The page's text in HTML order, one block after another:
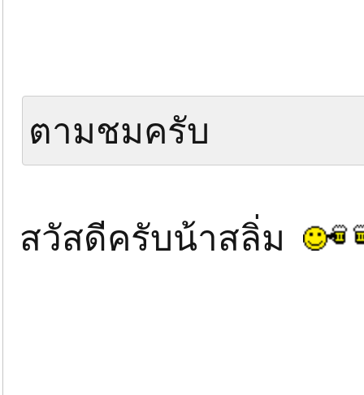
ตามชมครับ
สวัสดีครับน้าสลิ่ม